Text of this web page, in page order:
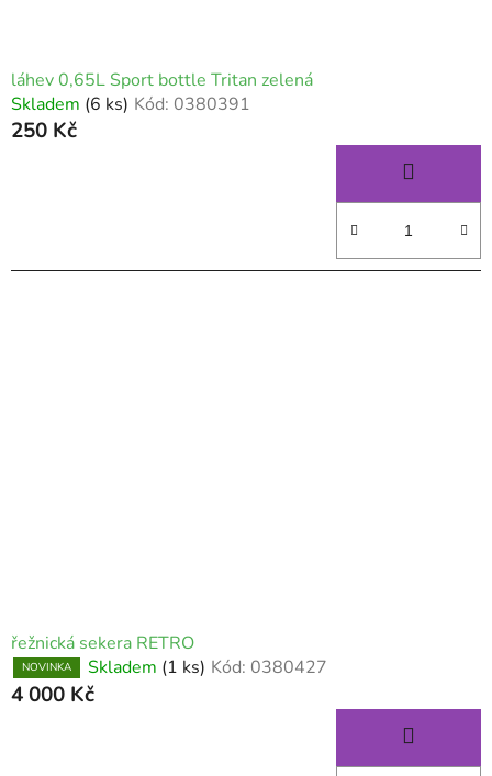
láhev 0,65L Sport bottle Tritan zelená
Skladem (6 ks) Kód: 0380391
250 Kč
řežnická sekera RETRO
NOVINKA Skladem (1 ks) Kód: 0380427
4 000 Kč